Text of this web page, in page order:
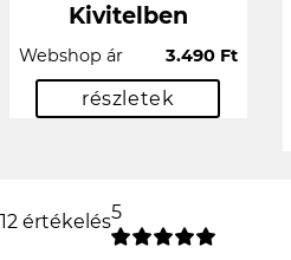
Kivitelben
Webshop ár 3.490 Ft
részletek
12 értékelés5